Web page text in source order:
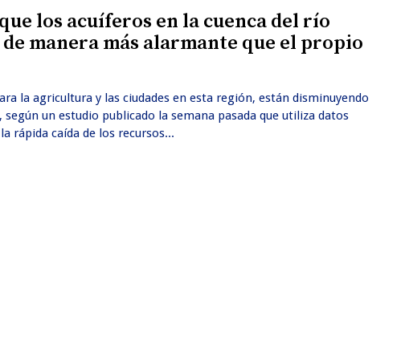
los acuíferos en la cuenca del río
manera más alarmante que el propio
la agricultura y las ciudades en esta región, están disminuyendo
un estudio publicado la semana pasada que utiliza datos
rápida caída de los recursos...